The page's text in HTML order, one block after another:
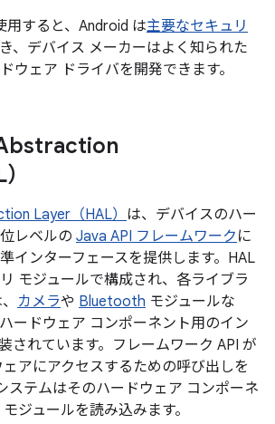
用すると、Android は主要なセキュリ
、デバイス メーカーはよく知られた
ウェア ドライバを開発できます。
Layer（HAL） は、デバイスのハー
レベルの Java API フレームワーク に
インターフェースを提供します。HAL
モジュールで構成され、各ライブラ
カメラや Bluetooth モジュールな
ードウェア コンポーネント用のイン
されています。フレームワーク API が
アにアクセスするための呼び出しを
ステムはそのハードウェア コンポーネ
ジュールを読み込みます。